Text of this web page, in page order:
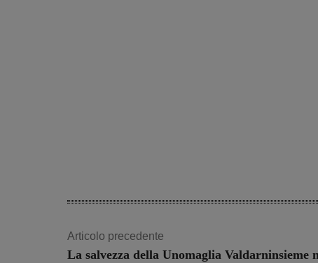
Articolo precedente
La salvezza della Unomaglia Valdarninsieme